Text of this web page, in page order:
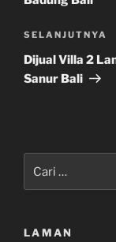
Pos
Selanjutnya
SELANJUTNYA
Dijual Villa 2
Sanur Bali
untuk:
LAMAN